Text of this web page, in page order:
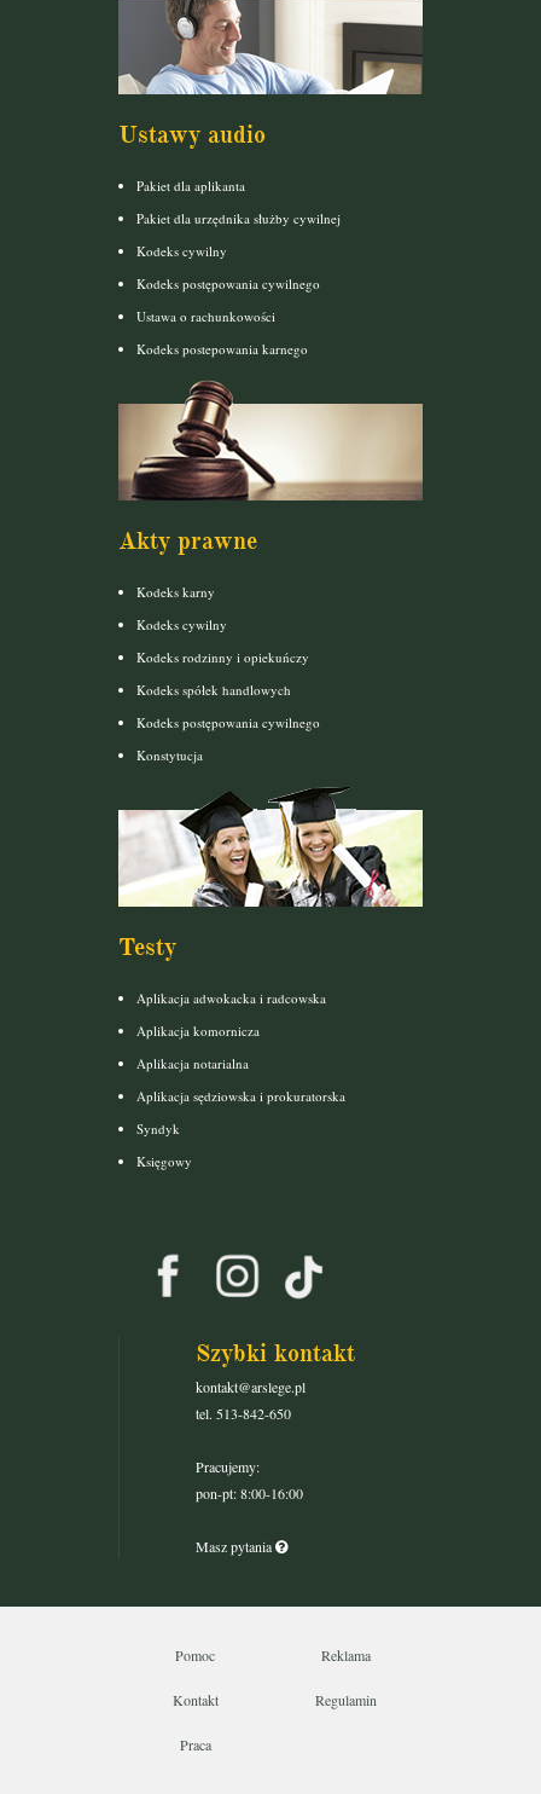
Ustawy audio
Pakiet dla aplikanta
Pakiet dla urzędnika służby cywilnej
Kodeks cywilny
Kodeks postępowania cywilnego
Ustawa o rachunkowości
Kodeks postepowania karnego
Akty prawne
Kodeks karny
Kodeks cywilny
Kodeks rodzinny i opiekuńczy
Kodeks spółek handlowych
Kodeks postępowania cywilnego
Konstytucja
Testy
Aplikacja adwokacka i radcowska
Aplikacja komornicza
Aplikacja notarialna
Aplikacja sędziowska i prokuratorska
Syndyk
Księgowy
Szybki kontakt
kontakt@arslege.pl
tel. 513-842-650
Pracujemy:
pon-pt: 8:00-16:00
Masz pytania
Pomoc Reklama
Kontakt Regulamin
Praca